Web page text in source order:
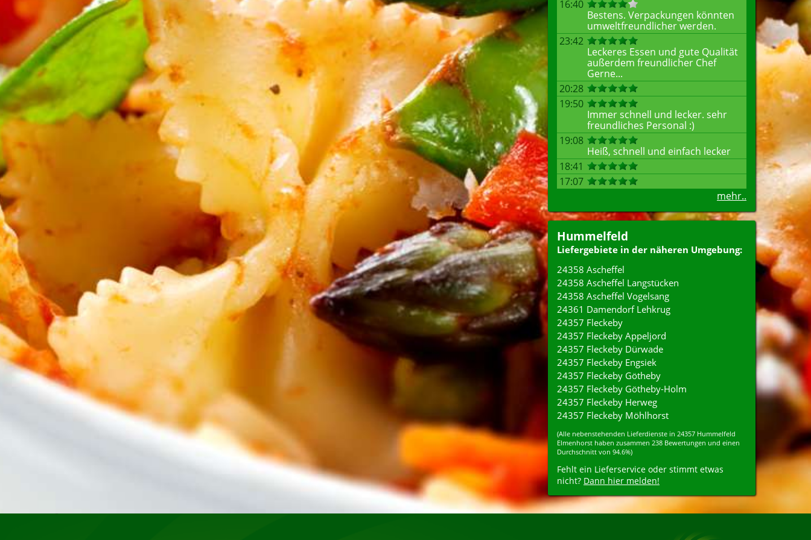
16:40
Bestens. Verpackungen könnten
umweltfreundlicher werden.
23:42
Leckeres Essen und gute Qualität
außerdem freundlicher Chef
Gerne...
20:28
19:50
Immer schnell und lecker. sehr
freundliches Personal :)
19:08
Heiß, schnell und einfach lecker
18:41
17:07
mehr..
Hummelfeld
Liefergebiete in der näheren Umgebung:
24358 Ascheffel
24358 Ascheffel Langstücken
24358 Ascheffel Vogelsang
24361 Damendorf Lehkrug
24357 Fleckeby
24357 Fleckeby Appeljord
24357 Fleckeby Dürwade
24357 Fleckeby Engsiek
24357 Fleckeby Götheby
24357 Fleckeby Götheby-Holm
24357 Fleckeby Herweg
24357 Fleckeby Möhlhorst
(Alle nebenstehenden Lieferdienste in 24357 Hummelfeld
Elmenhorst haben zusammen 238 Bewertungen und einen
Durchschnitt von 94.6%)
Fehlt ein Lieferservice oder stimmt etwas
nicht? Dann hier melden!